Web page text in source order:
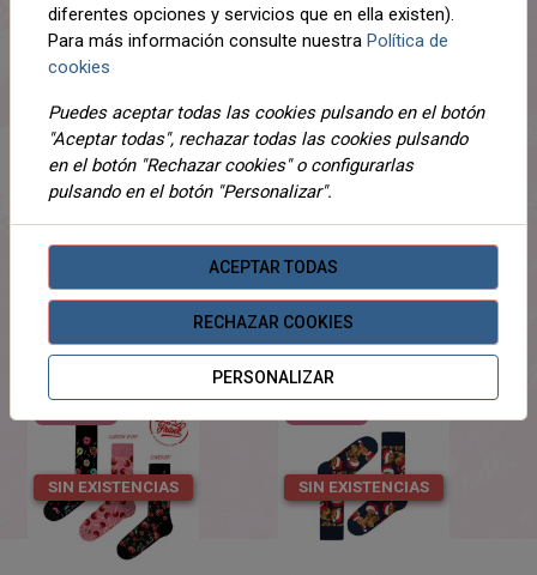
DETALLES
ADJUNTOS
OPINIONES
95% ALGODON 5% ELASTANO
PRODUCTOSRELACIONADOS
SIN EXISTENCIAS SIN EXISTENCIAS
diferentes opciones y servicios que en ella existen).
Para más información consulte nuestra Política de
cookies
Puedes aceptar todas las cookies pulsando en el botón
"Aceptar todas", rechazar todas las cookies pulsando
en el botón "Rechazar cookies" o configurarlas
pulsando en el botón "Personalizar".
ACEPTAR TODAS
RECHAZAR COOKIES
PERSONALIZAR